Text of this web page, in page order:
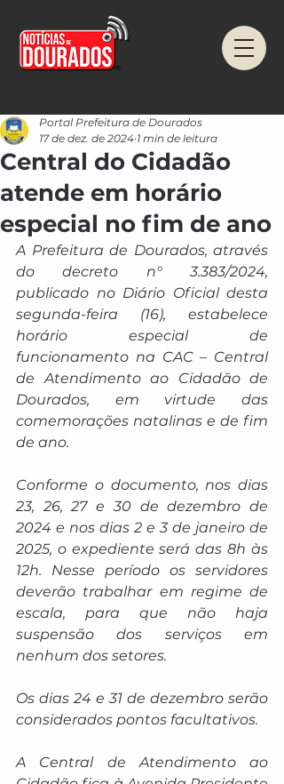
Central do Cidadão
atende em horário
especial no fim de ano
Portal Prefeitura de Dourados
17 de dez. de 2024 1 min de leitura
A Prefeitura de Dourados, através
do decreto n° 3.383/2024,
publicado no Diário Oficial desta
segunda-feira (16), estabelece
horário especial de
funcionamento na CAC – Central
de Atendimento ao Cidadão de
Dourados, em virtude das
comemorações natalinas e de fim
de ano.
Conforme o documento, nos dias
23, 26, 27 e 30 de dezembro de
2024 e nos dias 2 e 3 de janeiro de
2025, o expediente será das 8h às
12h. Nesse período os servidores
deverão trabalhar em regime de
escala, para que não haja
suspensão dos serviços em
nenhum dos setores.
Os dias 24 e 31 de dezembro serão
considerados pontos facultativos.
A Central de Atendimento ao